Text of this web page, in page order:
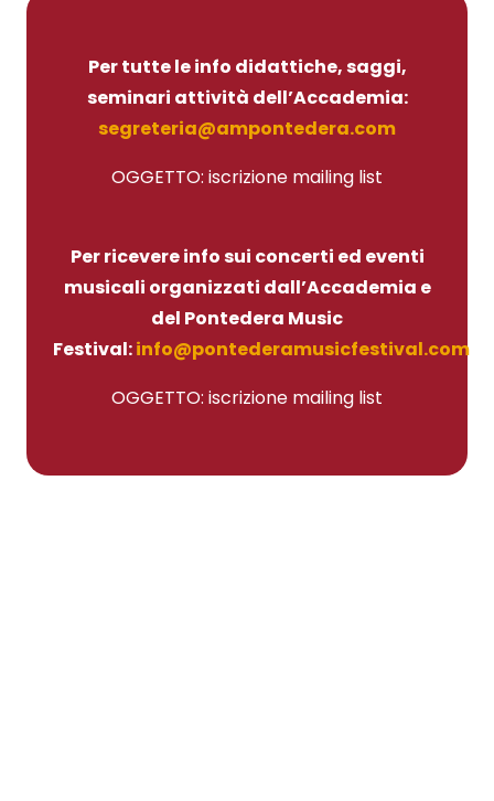
Per tutte le info didattiche, saggi,
seminari attività dell’Accademia:
segreteria@ampontedera.com
OGGETTO: iscrizione mailing list
Per ricevere info sui concerti ed eventi
musicali organizzati dall’Accademia e
del Pontedera Music
Festival:info@pontederamusicfestival.com
OGGETTO: iscrizione mailing list